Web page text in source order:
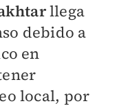
llega
debido a
en
local, por